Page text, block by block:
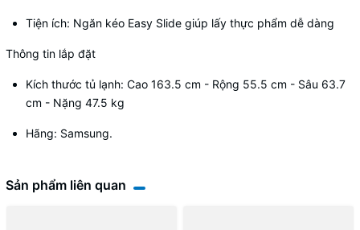
Tiện ích: Ngăn kéo Easy Slide giúp lấy thực phẩm dễ dàng
Thông tin lắp đặt
Kích thước tủ lạnh: Cao 163.5 cm - Rộng 55.5 cm - Sâu 63.7
cm - Nặng 47.5 kg
Hãng: Samsung.
Sản phẩm liên quan